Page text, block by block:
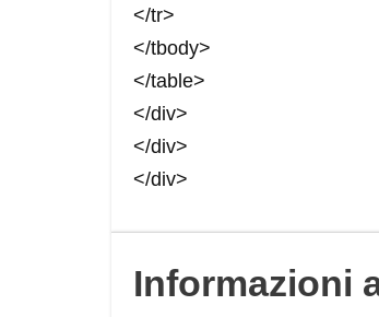
</tr>
</tbody>
</table>
</div>
</div>
</div>
Informazioni